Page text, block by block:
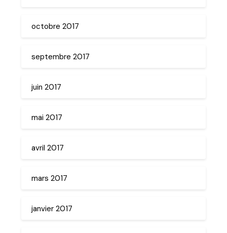
octobre 2017
septembre 2017
juin 2017
mai 2017
avril 2017
mars 2017
janvier 2017